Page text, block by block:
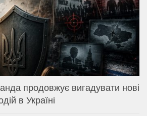
продовжує вигадувати нові
в Україні